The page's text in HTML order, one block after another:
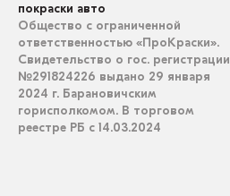
покраски авто
Общество с ограниченной
ответственностью «ПроКраски».
Свидетельство о гос. регистрации
№291824226 выдано 29 января
2024 г. Барановичским
горисполкомом. В торговом
реестре РБ с 14.03.2024